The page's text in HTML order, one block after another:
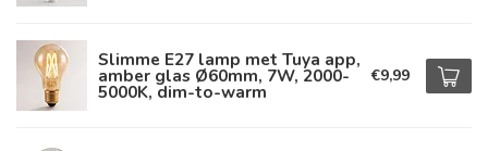
Slimme E27 lamp met Tuya app,
amber glas Ø60mm, 7W, 2000-
5000K, dim-to-warm
€9,99